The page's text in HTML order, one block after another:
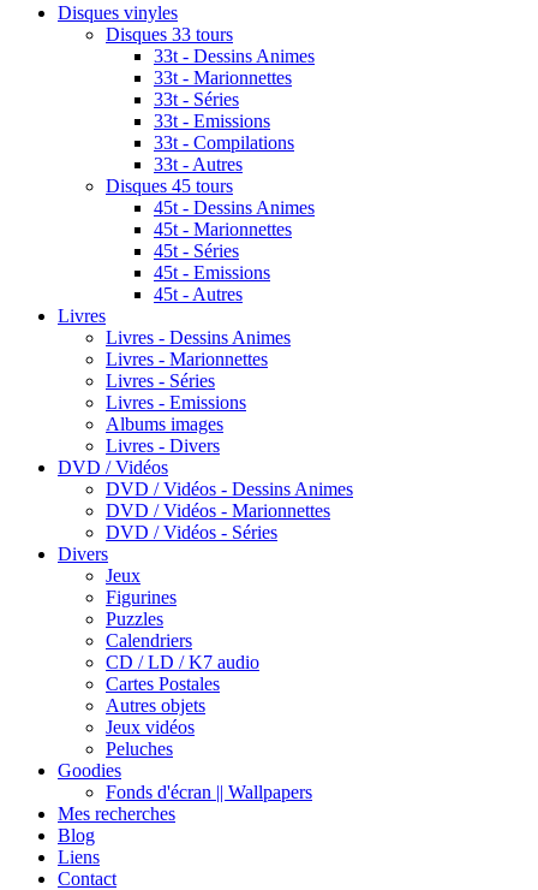
Disques vinyles
Disques 33 tours
33t - Dessins Animes
33t - Marionnettes
33t - Séries
33t - Emissions
33t - Compilations
33t - Autres
Disques 45 tours
45t - Dessins Animes
45t - Marionnettes
45t - Séries
45t - Emissions
45t - Autres
Livres
Livres - Dessins Animes
Livres - Marionnettes
Livres - Séries
Livres - Emissions
Albums images
Livres - Divers
DVD / Vidéos
DVD / Vidéos - Dessins Animes
DVD / Vidéos - Marionnettes
DVD / Vidéos - Séries
Divers
Jeux
Figurines
Puzzles
Calendriers
CD / LD / K7 audio
Cartes Postales
Autres objets
Jeux vidéos
Peluches
Goodies
Fonds d'écran || Wallpapers
Mes recherches
Blog
Liens
Contact